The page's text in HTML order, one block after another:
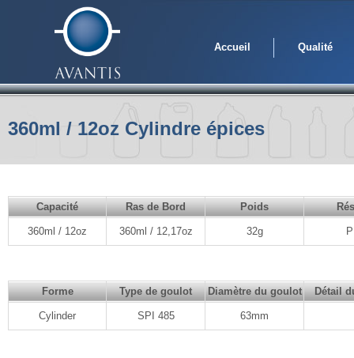
Qualité
Accueil
360ml / 12oz Cylindre épices
Capacité Ras de Bord Poids
360ml / 12oz 360ml / 12,17oz 32g
Forme Type de goulot Diamètre du goulot Détail
Cylinder SPI 485 63mm